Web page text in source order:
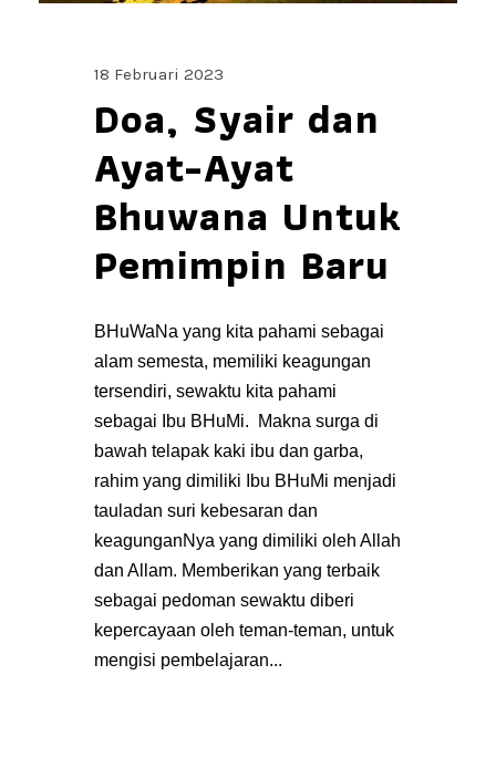
18 Februari 2023
Doa, Syair dan
Ayat-Ayat
Bhuwana Untuk
Pemimpin Baru
BHuWaNa yang kita pahami sebagai
alam semesta, memiliki keagungan
tersendiri, sewaktu kita pahami
sebagai Ibu BHuMi. Makna surga di
bawah telapak kaki ibu dan garba,
rahim yang dimiliki Ibu BHuMi menjadi
tauladan suri kebesaran dan
keagunganNya yang dimiliki oleh Allah
dan Allam. Memberikan yang terbaik
sebagai pedoman sewaktu diberi
kepercayaan oleh teman-teman, untuk
mengisi pembelajaran...